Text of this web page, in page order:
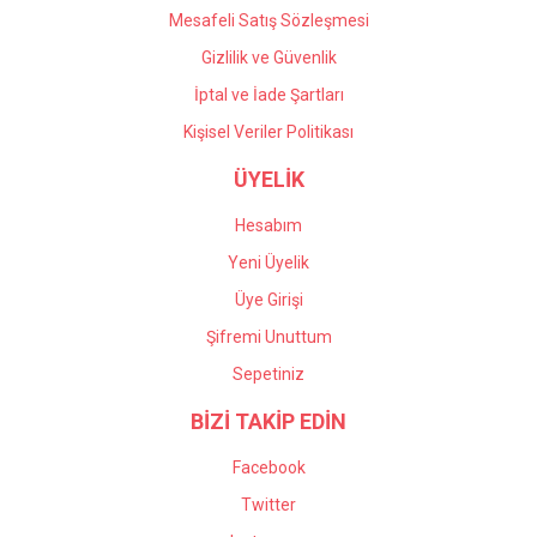
Mesafeli Satış Sözleşmesi
Gizlilik ve Güvenlik
İptal ve İade Şartları
Kişisel Veriler Politikası
ÜYELİK
Hesabım
Yeni Üyelik
Üye Girişi
Şifremi Unuttum
Sepetiniz
BİZİ TAKİP EDİN
Facebook
Twitter